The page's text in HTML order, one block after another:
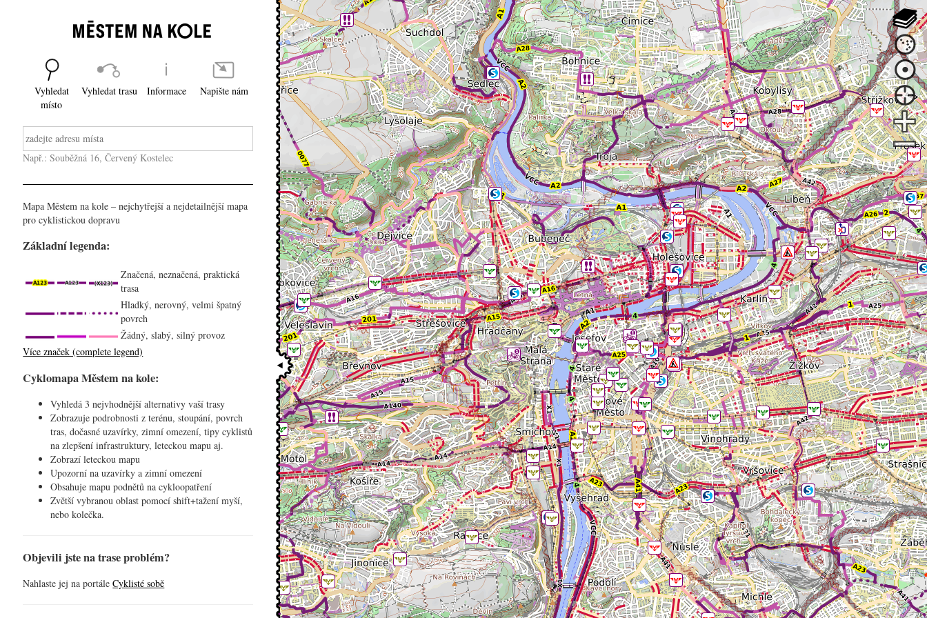
Vyhledat
místo
Vyhledat trasu Informace Napište nám
Např.: Souběžná 16, Červený Kostelec
Mapa Městem na kole – nejchytřejší a nejdetailnější mapa
pro cyklistickou dopravu
Základní legenda:
Značená, neznačená, praktická
trasa
Hladký, nerovný, velmi špatný
povrch
Žádný, slabý, silný provoz
Více značek (complete legend)
Cyklomapa Městem na kole:
Vyhledá 3 nejvhodnější alternativy vaší trasy
Zobrazuje podrobnosti z terénu, stoupání, povrch
tras, dočasné uzavírky, zimní omezení, tipy cyklistů
na zlepšení infrastruktury, leteckou mapu aj.
Zobrazí leteckou mapu
Upozorní na uzavírky a zimní omezení
Obsahuje mapu podnětů na cykloopatření
Zvětší vybranou oblast pomocí shift+tažení myší,
nebo kolečka.
Objevili jste na trase problém?
Nahlaste jej na portáleCyklisté sobě